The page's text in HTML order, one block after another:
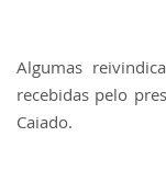
Algumas
recebidas pelo
Caiado.